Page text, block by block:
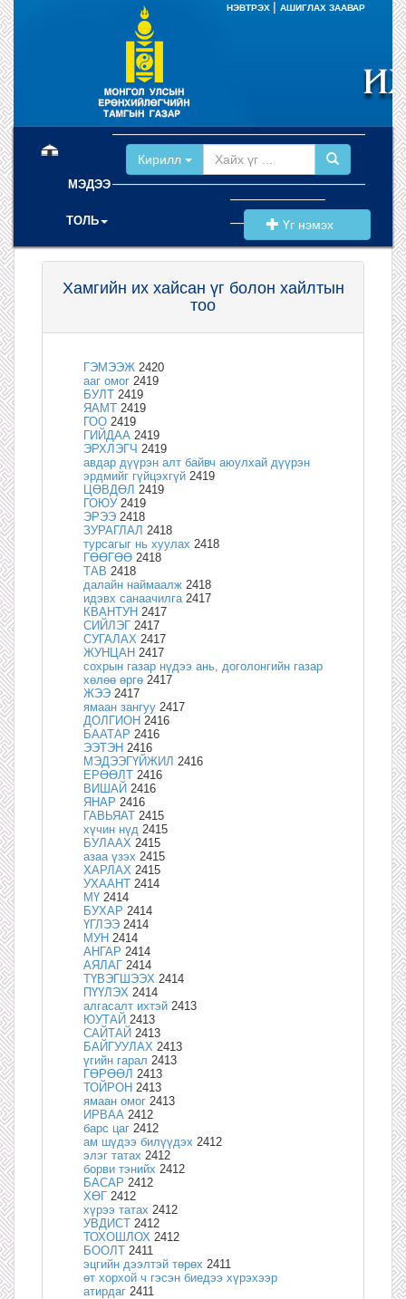
НЭВТРЭХ АШИГЛАХ ЗААВАР
МЭДЭЭ
ТОЛЬ
Кирилл
Үг нэмэх
Хамгийн их хайсан үг болон хайлтын
тоо
ГЭМЭЭЖ 2420
ааг омог 2419
БУЛТ 2419
ЯАМТ 2419
ГОО 2419
ГИЙДАА 2419
ЭРХЛЭГЧ 2419
авдар дүүрэн алт байвч аюулхай дүүрэн
эрдмийг гүйцэхгүй 2419
ЦӨВДӨЛ 2419
ГОЮУ 2419
ЭРЭЭ 2418
ЗУРАГЛАЛ 2418
турсагыг нь хуулах 2418
ГӨӨГӨӨ 2418
ТАВ 2418
далайн наймаалж 2418
идэвх санаачилга 2417
КВАНТУН 2417
СИЙЛЭГ 2417
СУГАЛАХ 2417
ЖУНЦАН 2417
сохрын газар нүдээ ань, доголонгийн газар
хөлөө өргө 2417
ЖЭЭ 2417
ямаан зангуу 2417
ДОЛГИОН 2416
БААТАР 2416
ЭЭТЭН 2416
МЭДЭЭГҮЙЖИЛ 2416
ЕРӨӨЛТ 2416
ВИШАЙ 2416
ЯНАР 2416
ГАВЬЯАТ 2415
хүчин нүд 2415
БУЛААХ 2415
азаа үзэх 2415
ХАРЛАХ 2415
УХААНТ 2414
МҮ 2414
БУХАР 2414
ҮГЛЭЭ 2414
МУН 2414
АНГАР 2414
АЯЛАГ 2414
ТҮВЭГШЭЭХ 2414
ПҮҮЛЭХ 2414
алгасалт ихтэй 2413
ЮУТАЙ 2413
САЙТАЙ 2413
БАЙГУУЛАХ 2413
үгийн гарал 2413
ГӨРӨӨЛ 2413
ТОЙРОН 2413
ямаан омог 2413
ИРВАА 2412
барс цаг 2412
ам шүдээ билүүдэх 2412
элэг татах 2412
борви тэнийх 2412
БАСАР 2412
ХӨГ 2412
хүрээ татах 2412
УВДИСТ 2412
ТОХОШЛОХ 2412
БООЛТ 2411
эцгийн дээлтэй төрөх 2411
өт хорхой ч гэсэн биедээ хүрэхээр
атирдаг 2411